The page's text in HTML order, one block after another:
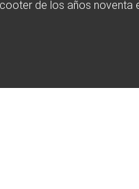
de los años